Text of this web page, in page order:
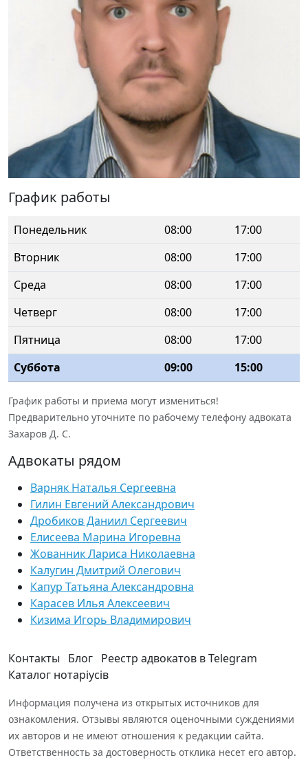
График работы
Понедельник 08:00
17:00
Вторник
08:00
17:00
Среда
08:00
17:00
Четверг
08:00
17:00
Пятница
08:00
17:00
Суббота
09:00 15:00
График работы и приема могут измениться!
Предварительно уточните по рабочему телефону адвоката
Захаров Д. С.
Адвокаты рядом
Варняк Наталья Сергеевна
Гилин Евгений Александрович
Дробиков Даниил Сергеевич
Елисеева Марина Игоревна
Жованник Лариса Николаевна
Калугин Дмитрий Олегович
Капур Татьяна Александровна
Карасев Илья Алексеевич
Кизима Игорь Владимирович
Контакты Блог Реестр адвокатов в Telegram
Каталог нотаріусів
Информация получена из открытых источников для
ознакомления. Отзывы являются оценочными суждениями
их авторов и не имеют отношения к редакции сайта.
Ответственность за достоверность отклика несет его автор.